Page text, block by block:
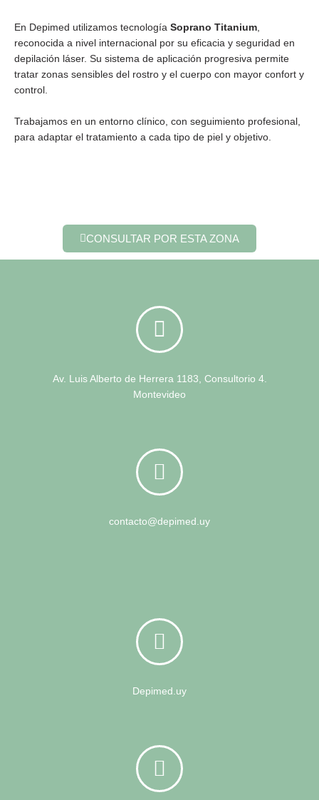
En Depimed utilizamos tecnología Soprano Titanium,
reconocida a nivel internacional por su eficacia y seguridad en
depilación láser. Su sistema de aplicación progresiva permite
tratar zonas sensibles del rostro y el cuerpo con mayor confort y
control.
Trabajamos en un entorno clínico, con seguimiento profesional,
para adaptar el tratamiento a cada tipo de piel y objetivo.
CONSULTAR POR ESTA ZONA
Av. Luis Alberto de Herrera 1183, Consultorio 4.
Montevideo
contacto@depimed.uy
Depimed.uy